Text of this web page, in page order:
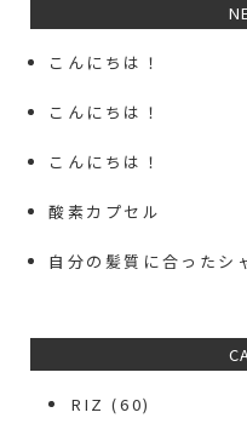
こんにちは！
こんにちは！
こんにちは！
酸素カプセル
自分の髪質に合ったシ
RIZ (60)